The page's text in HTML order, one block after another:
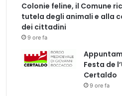
Colonie feline, il Comune
tutela degli animali e alla
dei cittadini
9 ore fa
Festa de
Certaldo
9 ore fa